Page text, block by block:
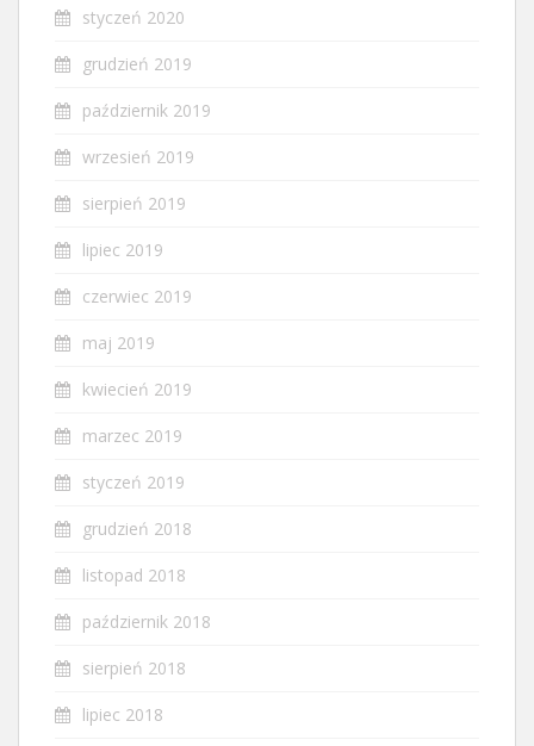
styczeń 2020
grudzień 2019
październik 2019
wrzesień 2019
sierpień 2019
lipiec 2019
czerwiec 2019
maj 2019
kwiecień 2019
marzec 2019
styczeń 2019
grudzień 2018
listopad 2018
październik 2018
sierpień 2018
lipiec 2018